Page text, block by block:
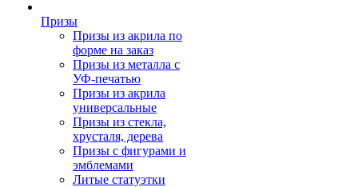
Призы
Призы из акрила по
форме на заказ
Призы из металла с
УФ-печатью
Призы из акрила
универсальные
Призы из стекла,
хрусталя, дерева
Призы с фигурами и
эмблемами
Литые статуэтки